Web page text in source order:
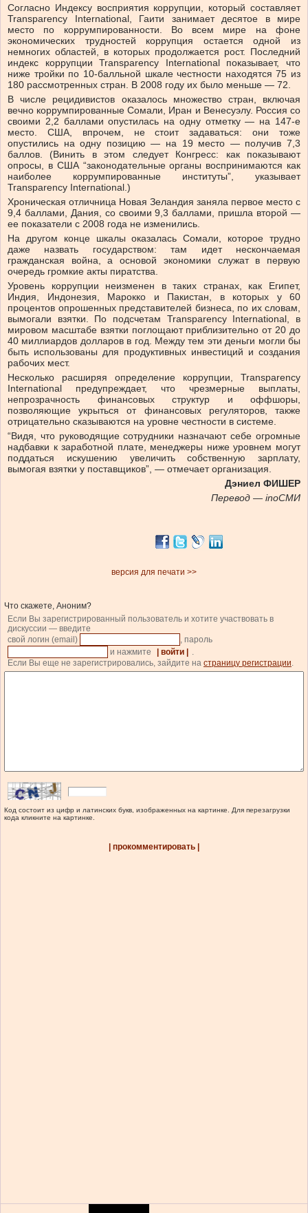
Согласно Индексу восприятия коррупции, который составляет
Transparency International, Гаити занимает десятое в мире
место по коррумпированности. Во всем мире на фоне
экономических трудностей коррупция остается одной из
немногих областей, в которых продолжается рост. Последний
индекс коррупции Transparency International показывает, что
ниже тройки по 10-балльной шкале честности находятся 75 из
180 рассмотренных стран. В 2008 году их было меньше — 72.
В числе рецидивистов оказалось множество стран, включая
вечно коррумпированные Сомали, Иран и Венесуэлу. Россия со
своими 2,2 баллами опустилась на одну отметку — на 147-е
место. США, впрочем, не стоит задаваться: они тоже
опустились на одну позицию — на 19 место — получив 7,3
баллов. (Винить в этом следует Конгресс: как показывают
опросы, в США “законодательные органы воспринимаются как
наиболее коррумпированные институты”, указывает
Transparency International.)
Хроническая отличница Новая Зеландия заняла первое место с
9,4 баллами, Дания, со своими 9,3 баллами, пришла второй —
ее показатели с 2008 года не изменились.
На другом конце шкалы оказалась Сомали, которое трудно
даже назвать государством: там идет нескончаемая
гражданская война, а основой экономики служат в первую
очередь громкие акты пиратства.
Уровень коррупции неизменен в таких странах, как Египет,
Индия, Индонезия, Марокко и Пакистан, в которых у 60
процентов опрошенных представителей бизнеса, по их словам,
вымогали взятки. По подсчетам Transparency International, в
мировом масштабе взятки поглощают приблизительно от 20 до
40 миллиардов долларов в год. Между тем эти деньги могли бы
быть использованы для продуктивных инвестиций и создания
рабочих мест.
Несколько расширяя определение коррупции, Transparency
International предупреждает, что чрезмерные выплаты,
непрозрачность финансовых структур и оффшоры,
позволяющие укрыться от финансовых регуляторов, также
отрицательно сказываются на уровне честности в системе.
“Видя, что руководящие сотрудники назначают себе огромные
надбавки к заработной плате, менеджеры ниже уровнем могут
поддаться искушению увеличить собственную зарплату,
вымогая взятки у поставщиков”, — отмечает организация.
Дэниел ФИШЕР
Перевод — inoСМИ
версия для печати >>
Что скажете, Аноним?
Если Вы зарегистрированный пользователь и хотите участвовать в
дискуссии — введите
свой логин (email)
, пароль
и нажмите
| войти |
.
Если Вы еще не зарегистрировались, зайдите на страницу регистрации.
Код состоит из цифр и латинских букв, изображенных на картинке. Для перезагрузки
кода кликните на картинке.
| прокомментировать |